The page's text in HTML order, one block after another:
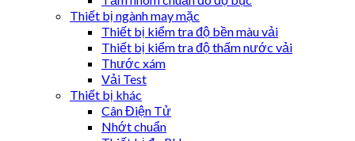
Thiết bị ngành may mặc
Thiết bị kiểm tra độ bền màu vải
Thiết bị kiểm tra độ thấm nước vải
Thước xám
Vải Test
Thiết bị khác
Cân Điện Tử
Nhớt chuẩn